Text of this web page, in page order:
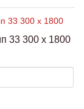
33 300 x 1800